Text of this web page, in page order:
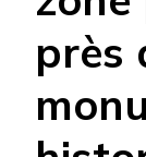
près